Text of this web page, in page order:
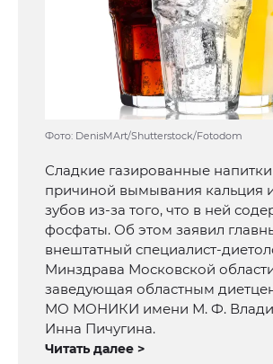
Фото: DenisMArt/Shutterstock/Fotodom
Сладкие газированные
причиной вымывания кальция
зубов из-за того, что в ней
фосфаты. Об этом заявил
внештатный специалист-
Минздрава Московской
заведующая областным
МО МОНИКИ имени М. Ф.
Инна Пичугина.
Читать далее >